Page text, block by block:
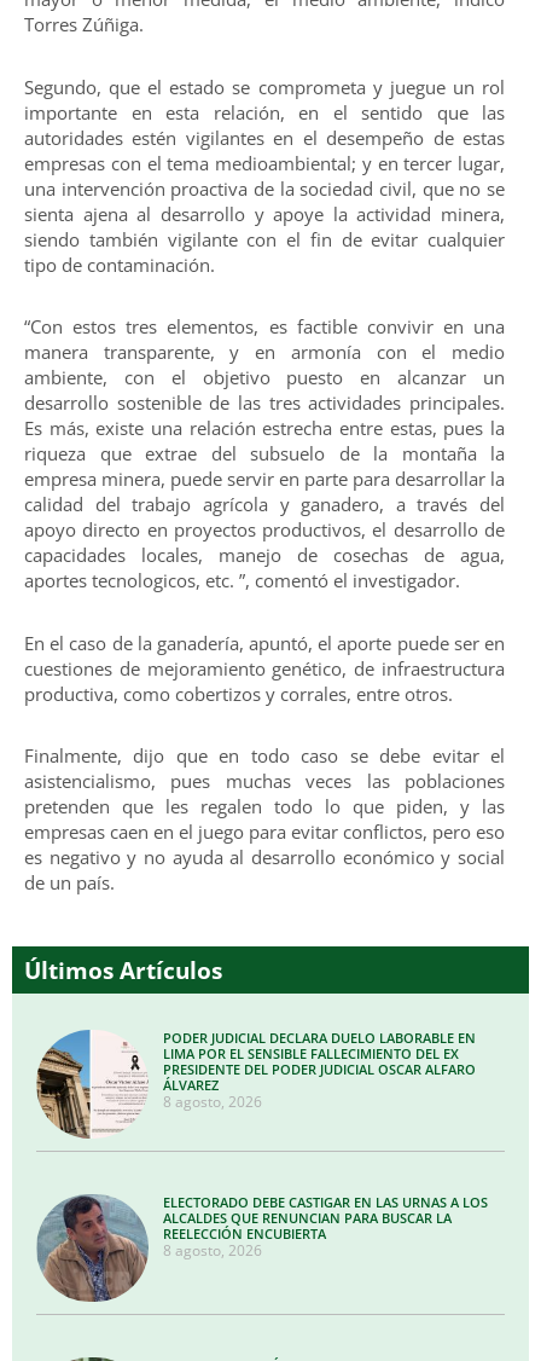
Torres Zúñiga.
Segundo, que el estado se comprometa y juegue un rol
importante en esta relación, en el sentido que las
autoridades estén vigilantes en el desempeño de estas
empresas con el tema medioambiental; y en tercer lugar,
una intervención proactiva de la sociedad civil, que no se
sienta ajena al desarrollo y apoye la actividad minera,
siendo también vigilante con el fin de evitar cualquier
tipo de contaminación.
“Con estos tres elementos, es factible convivir en una
manera transparente, y en armonía con el medio
ambiente, con el objetivo puesto en alcanzar un
desarrollo sostenible de las tres actividades principales.
Es más, existe una relación estrecha entre estas, pues la
riqueza que extrae del subsuelo de la montaña la
empresa minera, puede servir en parte para desarrollar la
calidad del trabajo agrícola y ganadero, a través del
apoyo directo en proyectos productivos, el desarrollo de
capacidades locales, manejo de cosechas de agua,
aportes tecnologicos, etc. ”, comentó el investigador.
En el caso de la ganadería, apuntó, el aporte puede ser en
cuestiones de mejoramiento genético, de infraestructura
productiva, como cobertizos y corrales, entre otros.
Finalmente, dijo que en todo caso se debe evitar el
asistencialismo, pues muchas veces las poblaciones
pretenden que les regalen todo lo que piden, y las
empresas caen en el juego para evitar conflictos, pero eso
es negativo y no ayuda al desarrollo económico y social
de un país.
Últimos Artículos
PODER JUDICIAL DECLARA DUELO LABORABLE EN
LIMA POR EL SENSIBLE FALLECIMIENTO DEL EX
PRESIDENTE DEL PODER JUDICIAL OSCAR ALFARO
ÁLVAREZ
8 agosto, 2026
ELECTORADO DEBE CASTIGAR EN LAS URNAS A LOS
ALCALDES QUE RENUNCIAN PARA BUSCAR LA
REELECCIÓN ENCUBIERTA
8 agosto, 2026